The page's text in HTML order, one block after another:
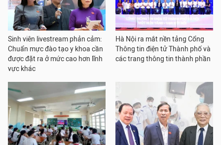
Sinh viên livestream phản cảm:
Chuẩn mực đào tạo y khoa cần
được đặt ra ở mức cao hơn lĩnh
vực khác
Hà Nội ra mắt nền tảng Cổng
Thông tin điện tử Thành phố và
các trang thông tin thành phần